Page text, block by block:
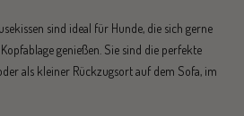
sind ideal für Hunde, die sich gerne
genießen. Sie sind die perfekte
als kleiner Rückzugsort auf dem Sofa, im